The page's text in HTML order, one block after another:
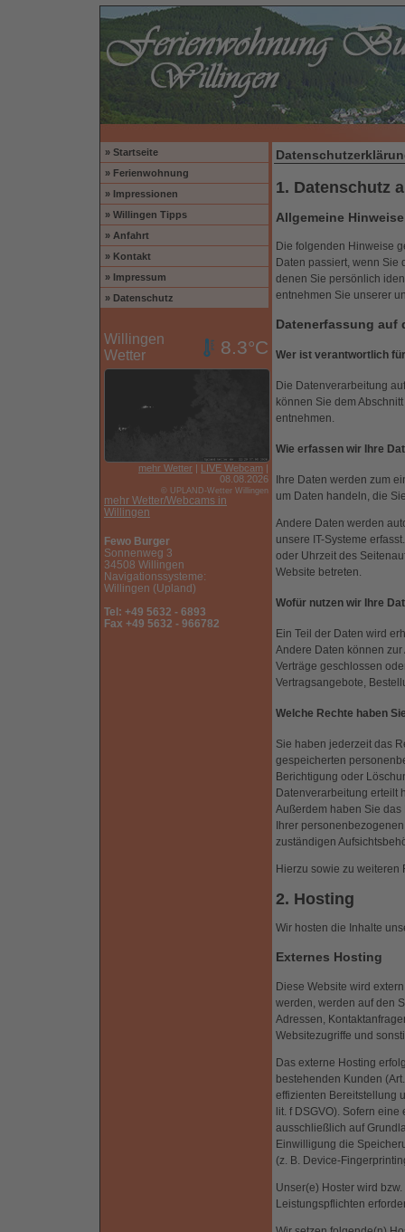
» Startseite
» Ferienwohnung
» Impressionen
» Willingen Tipps
» Anfahrt
» Kontakt
» Impressum
» Datenschutz
Willingen
Wetter
8.3°C
mehr Wetter LIVE Webcam
08.08.2026
© UPLAND-Wetter Willingen
mehr Wetter/Webcams in
Willingen
Fewo Burger
Sonnenweg 3
34508 Willingen
Navigationssysteme:
Willingen (Upland)
Tel: +49 5632 - 6893
Fax +49 5632 - 966782
1. Datenschutz
Allgemeine Hinweise
Die folgenden Hinweise
Daten passiert, wenn Sie
denen Sie persönlich
entnehmen Sie unserer
Datenerfassung auf
Wer ist verantwortlich
Die Datenverarbeitung
können Sie dem
entnehmen.
Wie erfassen wir Ihre
Ihre Daten werden zum
um Daten handeln, die
Andere Daten werden
unsere IT-Systeme
oder Uhrzeit des
Website betreten.
Wofür nutzen wir Ihre
Ein Teil der Daten wird
Andere Daten können
Verträge geschlossen
Vertragsangebote,
Welche Rechte haben
Sie haben jederzeit das
gespeicherten
Berichtigung oder
Datenverarbeitung erteilt
Außerdem haben Sie
Ihrer
zuständigen
Hierzu sowie zu weiteren
2. Hosting
Wir hosten die Inhalte
Externes Hosting
Diese Website wird
werden, werden auf den
Adressen,
Websitezugriffe und
Das externe Hosting
bestehenden Kunden
effizienten Bereitstellung
lit. f DSGVO). Sofern
ausschließlich auf
Einwilligung die
(z. B. Device-
Unser(e) Hoster wird
Leistungspflichten